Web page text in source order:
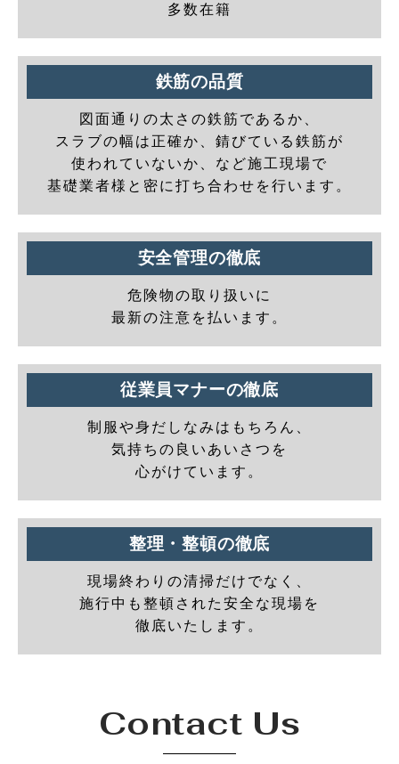
多数在籍
鉄筋の品質
図面通りの太さの鉄筋であるか、
スラブの幅は正確か、錆びている鉄筋が
使われていないか、など施工現場で
基礎業者様と密に打ち合わせを行います。
安全管理の徹底
危険物の取り扱いに
最新の注意を払います。
従業員マナーの徹底
制服や身だしなみはもちろん、
気持ちの良いあいさつを
心がけています。
整理・整頓の徹底
現場終わりの清掃だけでなく、
施行中も整頓された安全な現場を
徹底いたします。
Contact Us